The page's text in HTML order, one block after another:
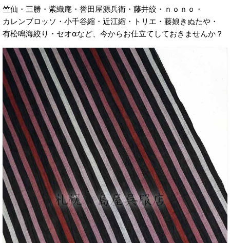
竺仙・三勝・紫織庵・誉田屋源兵衛・藤井絞・ｎｏｎｏ・
カレンブロッソ・小千谷縮・近江縮・トリエ・藤娘きぬたや・
有松鳴海絞り・セオαなど、今からお仕立てしておきませんか？